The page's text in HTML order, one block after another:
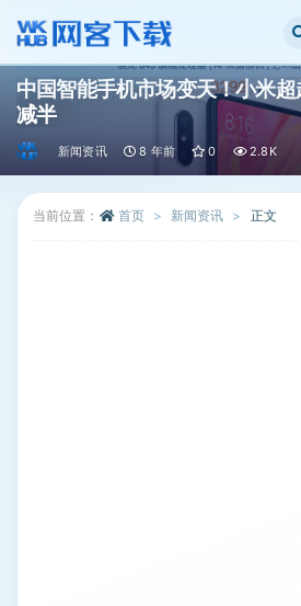
中国智能手机市场变天！小米
减半
新闻资讯 8 年前 0 2.8K
当前位置： 首页 新闻资讯 正文
全部